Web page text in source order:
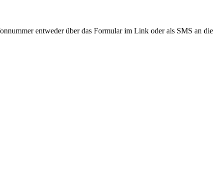
entweder über das Formular im Link oder als SMS an die